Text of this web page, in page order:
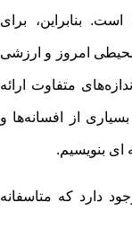
بنابراین، برای
محیطی امروز و ارزشی
متفاوت ارائه
از افسانه‌ها و
ای بنویسیم.
دارد که متاسفانه